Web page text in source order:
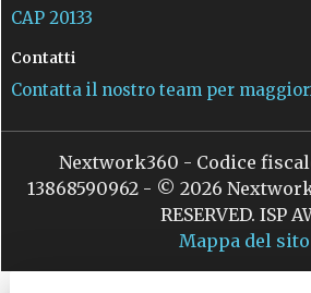
CAP 20133
Contatti
Contatta il nostro team per
Nextwork360 - Codice
13868590962 - © 2026
RESERVED. ISP
Mappa del sito